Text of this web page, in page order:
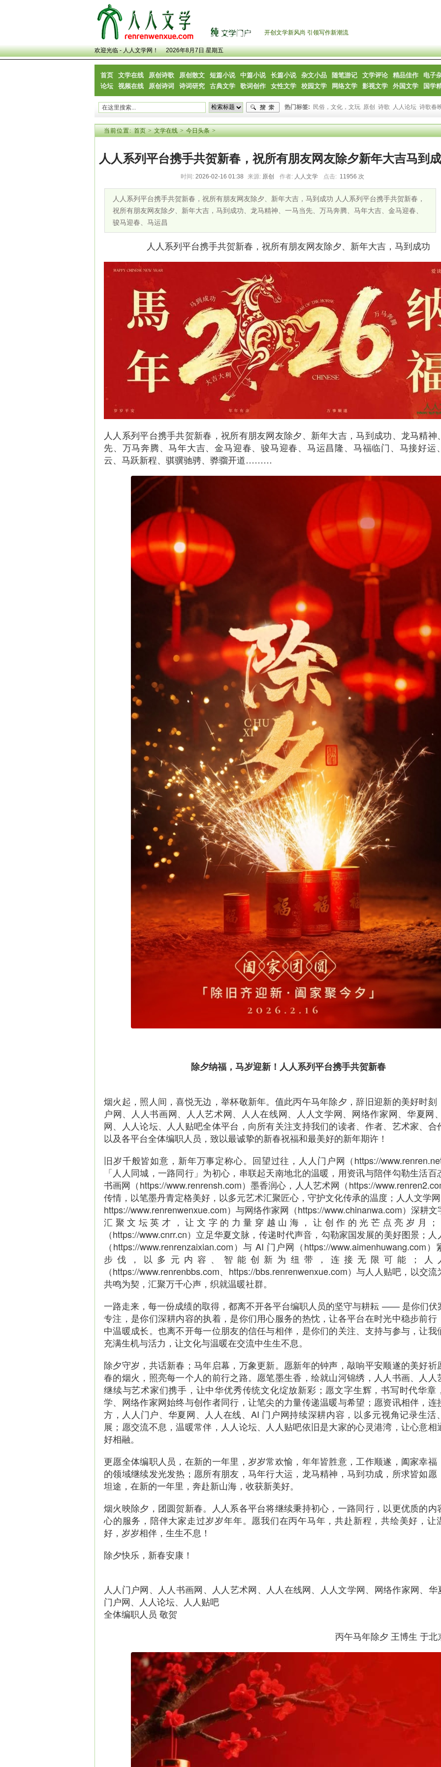
开创文学新风尚 引领写作新潮流
欢迎光临 - 人人文学网！ 2026年8月7日 星期五
首页 文学在线 原创诗歌 原创散文 短篇小说 中篇小说 长篇小说 杂文小品 随笔游记 文学评论 精品佳作
电子
论坛
视频在线 原创诗词 诗词研究 古典文学 歌词创作 女性文学 校园文学 网络文学 影视文学 外国文学 国学
热门标签: 民俗，文化，文玩 原创 诗歌 人人论坛 诗歌春
当前位置: 首页>文学在线>今日头条>
人人系列平台携手共贺新春，祝所有朋友网友除夕新年大吉马到成
功
时间: 2026-02-16 01:38 来源: 原创 作者: 人人文学 点击: 11956 次
人人系列平台携手共贺新春，祝所有朋友网友除夕、新年大吉，马到成功 人人系列平台携手共贺新春，
祝所有朋友网友除夕、新年大吉，马到成功、龙马精神、一马当先、万马奔腾、马年大吉、金马迎春、
骏马迎春、马运昌
人人系列平台携手共贺新春，祝所有朋友网友除夕、新年大吉，马到成功
人人系列平台携手共贺新春，祝所有朋友网友除夕、新年大吉，马到成功、龙马精神
先、万马奔腾、马年大吉、金马迎春、骏马迎春、马运昌隆、马福临门、马接好运
云、马跃新程、骐骥驰骋、骅骝开道………
除夕纳福，马岁迎新！人人系列平台携手共贺新春
烟火起，照人间，喜悦无边，举杯敬新年。值此丙午马年除夕，辞旧迎新的美好时刻
户网、人人书画网、人人艺术网、人人在线网、人人文学网、网络作家网、华夏网
网、人人论坛、人人贴吧全体平台，向所有关注支持我们的读者、作者、艺术家、合
以及各平台全体编职人员，致以最诚挚的新春祝福和最美好的新年期许！
旧岁千般皆如意，新年万事定称心。回望过往，人人门户网（https://
「人人同城，一路同行」为初心，串联起天南地北的温暖，用资讯与陪伴勾勒生活百
书画网（https://www.renrensh.com）墨香润心，人人艺术网（https://
传情，以笔墨丹青定格美好，以多元艺术汇聚匠心，守护文化传承的温度；人人文学
https://www.renrenwenxue.com）与网络作家网（https://www.chinanwa.com）深耕文
汇聚文坛英才，让文字的力量穿越山海，让创作的光芒点亮岁月
（https://www.cnrr.cn）立足华夏文脉，传递时代声音，勾勒家国发展的美好图景；人
（https://www.renrenzaixian.com）与 AI 门户网（https://www.aimenhuwang.com）
步伐，以多元内容、智能创新为纽带，连接无限可能；人
（https://www.renrenbbs.com、https://bbs.renrenwenxue.com）与人人贴吧，以交流
共鸣为契，汇聚万千心声，织就温暖社群。
一路走来，每一份成绩的取得，都离不开各平台编职人员的坚守与耕耘 —— 是你们伏
专注，是你们深耕内容的执着，是你们用心服务的热忱，让各平台在时光中稳步前行
中温暖成长。也离不开每一位朋友的信任与相伴，是你们的关注、支持与参与，让我
充满生机与活力，让文化与温暖在交流中生生不息。
除夕守岁，共话新春；马年启幕，万象更新。愿新年的钟声，敲响平安顺遂的美好祈
春的烟火，照亮每一个人的前行之路。愿笔墨生香，绘就山河锦绣，人人书画、人人
继续与艺术家们携手，让中华优秀传统文化绽放新彩；愿文字生辉，书写时代华章
学、网络作家网始终与创作者同行，让笔尖的力量传递温暖与希望；愿资讯相伴，连
方，人人门户、华夏网、人人在线、AI 门户网持续深耕内容，以多元视角记录生活
展；愿交流不息，温暖常伴，人人论坛、人人贴吧依旧是大家的心灵港湾，让心意相
好相融。
更愿全体编职人员，在新的一年里，岁岁常欢愉，年年皆胜意，工作顺遂，阖家幸福
的领域继续发光发热；愿所有朋友，马年行大运，龙马精神，马到功成，所求皆如愿
坦途，在新的一年里，奔赴新山海，收获新美好。
烟火映除夕，团圆贺新春。人人系各平台将继续秉持初心，一路同行，以更优质的内
心的服务，陪伴大家走过岁岁年年。愿我们在丙午马年，共赴新程，共绘美好，让
好，岁岁相伴，生生不息！
除夕快乐，新春安康！
人人门户网、人人书画网、人人艺术网、人人在线网、人人文学网、网络作家网、华
门户网、人人论坛、人人贴吧
全体编职人员 敬贺
丙午马年除夕 王博生 于北